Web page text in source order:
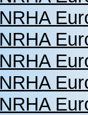
NRHA
NRHA
NRHA
NRHA
NRHA